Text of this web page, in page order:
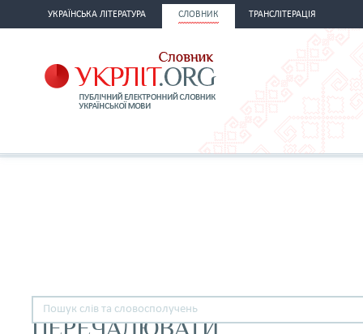
УКРАЇНСЬКА ЛІТЕРАТУРА СЛОВНИК ТРАНСЛІТЕРАЦІЯ
ПЕРЕЧАЛЮВАТИ